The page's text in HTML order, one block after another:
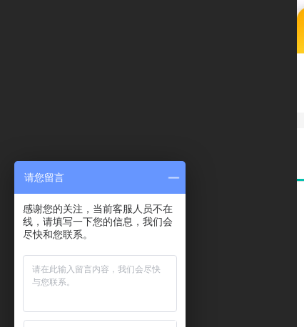
请您留言
感谢您的关注，当前客服人员不在
线，请填写一下您的信息，我们会
尽快和您联系。